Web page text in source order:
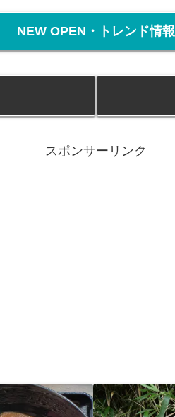
NEW OPEN・トレンド情報
スポンサーリンク